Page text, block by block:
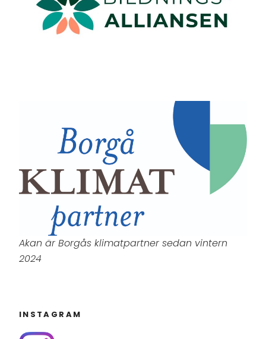
Akan är Borgås klimatpartner sedan vintern
2024
INSTAGRAM